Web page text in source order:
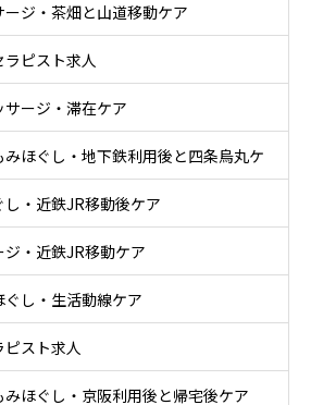
ジ・茶畑と山道移動ケア
ピスト求人
ージ・滞在ケア
ほぐし・地下鉄利用後と四条烏丸ケ
・近鉄JR移動後ケア
・近鉄JR移動ケア
し・生活動線ケア
スト求人
ほぐし・京阪利用後と帰宅後ケア